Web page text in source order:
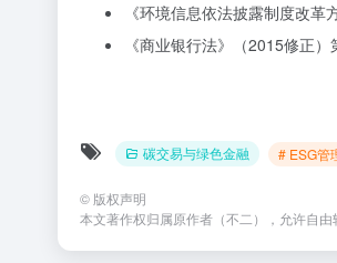
《环境信息依法披露制度改革
《商业银行法》（2015修正）
碳交易与绿色金融 # ESG管
© 版权声明
本文著作权归属原作者（不二），允许自